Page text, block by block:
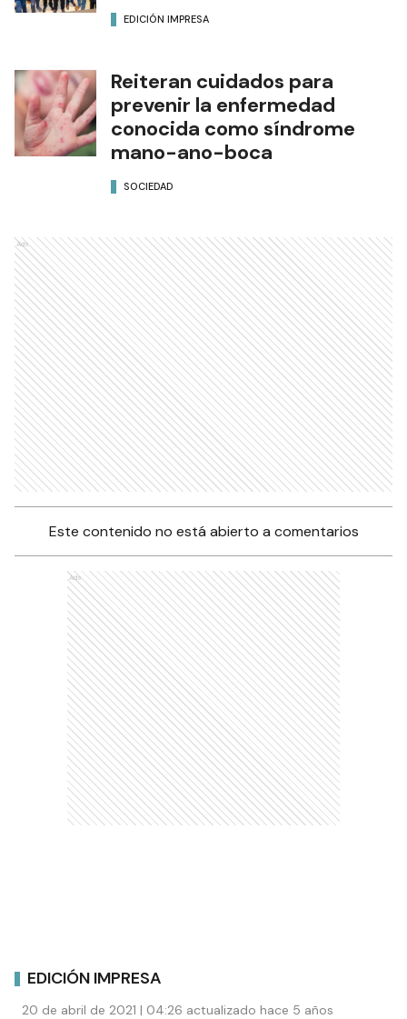
EDICIÓN IMPRESA
Reiteran cuidados para
prevenir la enfermedad
conocida como síndrome
mano-ano-boca
SOCIEDAD
Ads
Este contenido no está abierto a comentarios
Ads
EDICIÓN IMPRESA
20 de abril de 2021 | 04:26 actualizado hace 5 años